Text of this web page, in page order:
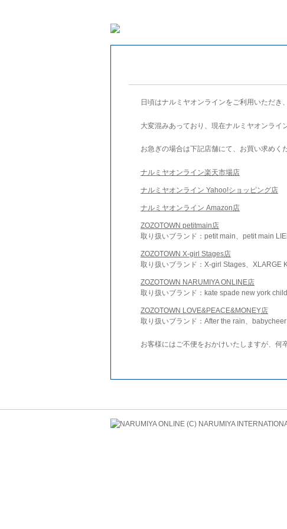
日頃はナルミヤオンラインをご利用いただき
大変混みあっており、現在ナルミヤオンライ
お急ぎの場合は下記店舗にて、お買い求めく
ナルミヤオンライン楽天市場店
ナルミヤオンライン Yahoo!ショッピング店
ナルミヤオンライン Amazon店
ZOZOTOWN petitmain店
取り扱いブランド：petit main、petit main
ZOZOTOWN X-girl Stages店
取り扱いブランド：X-girl Stages、XLARGE
ZOZOTOWN NARUMIYA ONLINE店
取り扱いブランド：kate spade new york
ZOZOTOWN LOVE&PEACE&MONEY店
取り扱いブランド：After the rain、
お客様にはご不便をおかけいたしますが、何